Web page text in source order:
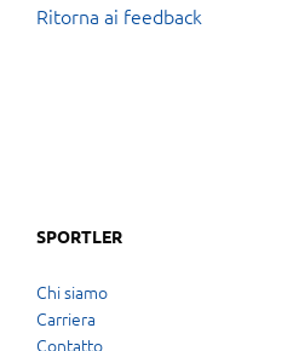
Ritorna ai feedback
SPORTLER
Chi siamo
Carriera
Contatto